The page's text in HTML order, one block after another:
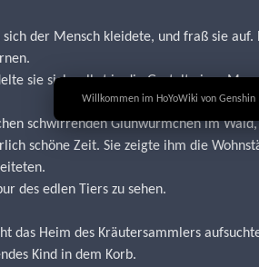
🎉 Willkommen im HoYoWiki von
der Mensch kleidete, und fraß sie auf.
sie sich selbst in die Gestalt eines
schwirrenden Glühwürmchen im
schöne Zeit. Sie zeigte ihm die
des edlen Tiers zu sehen.
das Heim des Kräutersammlers
Kind in dem Korb.